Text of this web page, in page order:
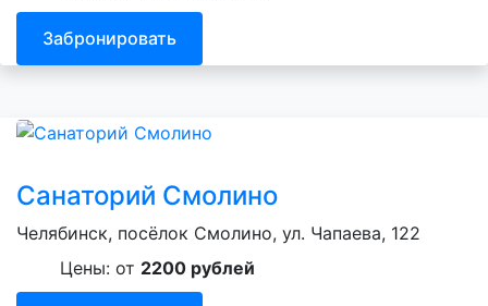
Забронировать
Санаторий Смолино
Челябинск, посёлок Смолино, ул. Чапаева, 122
Цены: от 2200 рублей